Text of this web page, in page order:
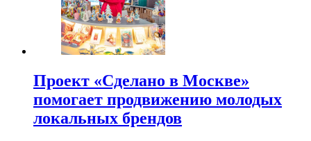
Проект «Сделано в Москве»
помогает продвижению молодых
локальных брендов